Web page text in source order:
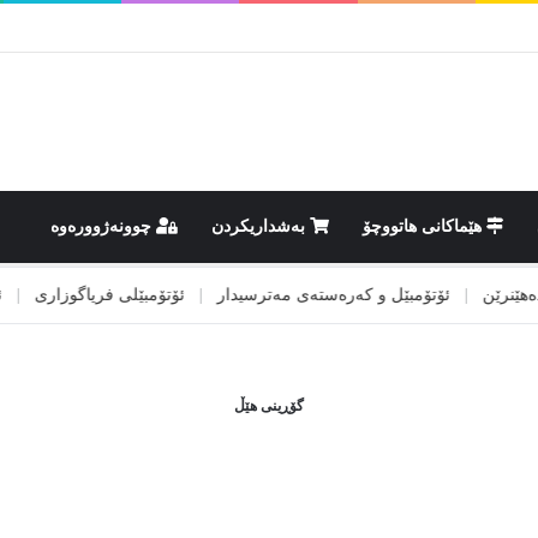
هێماکانى هاتووچۆ بەشداریکردن چوونەژوورەوە
| ئۆتۆمبێل و کەرەستەی مەترسیدار | ئۆتۆمبێلی فریاگوزاری
گۆڕینی هێڵ